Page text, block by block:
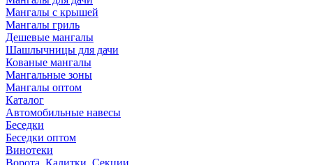
Мангалы с крышей
Мангалы гриль
Дешевые мангалы
Шашлычницы для дачи
Кованые мангалы
Мангальные зоны
Мангалы оптом
Каталог
Автомобильные навесы
Беседки
Беседки оптом
Винотеки
Ворота. Калитки. Секции.